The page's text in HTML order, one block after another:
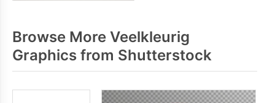
Browse More Veelkleurig
Graphics from Shutterstock